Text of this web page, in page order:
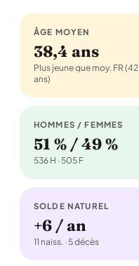
ÂGE MOYEN
38,4 ans
Plus jeune que moy. FR (42
ans)
HOMMES / FEMMES
51 % / 49 %
536 H · 505 F
SOLDE NATUREL
+6 / an
11 naiss. · 5 décès